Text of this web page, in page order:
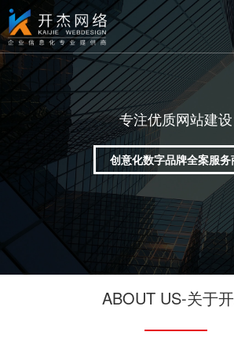
专注优质网站建设
创意化数字品牌全案服务
ABOUT US-关于